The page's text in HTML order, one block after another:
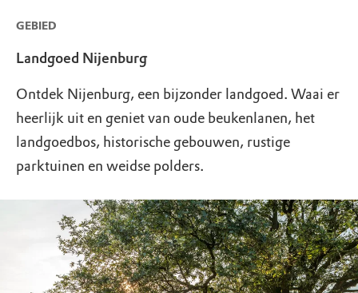
GEBIED
Landgoed Nijenburg
Ontdek Nijenburg, een bijzonder landgoed. Waai er
heerlijk uit en geniet van oude beukenlanen, het
landgoedbos, historische gebouwen, rustige
parktuinen en weidse polders.